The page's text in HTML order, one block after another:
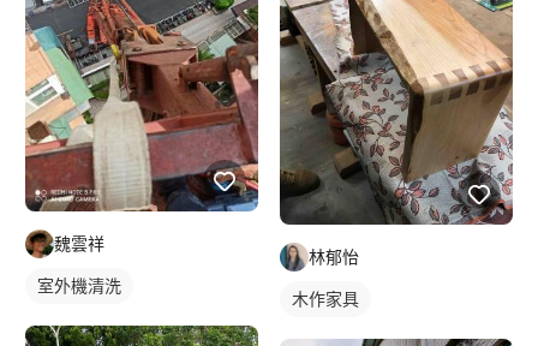
魏雲祥
室外機清洗
林郁怡
木作家具